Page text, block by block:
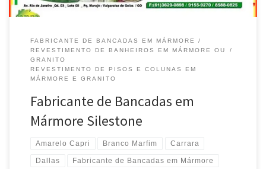
FABRICANTE DE BANCADAS EM MÁRMORE
REVESTIMENTO DE BANHEIROS EM MÁRMORE OU
GRANITO
REVESTIMENTO DE PISOS E COLUNAS EM
MÁRMORE E GRANITO
Fabricante de Bancadas em
Mármore Silestone
Amarelo Capri Branco Marfim Carrara
Dallas Fabricante de Bancadas em Mármore